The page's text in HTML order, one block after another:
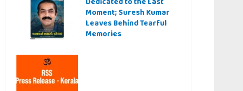
Moment; Suresh Kumar
Leaves Behind Tearful
Memories